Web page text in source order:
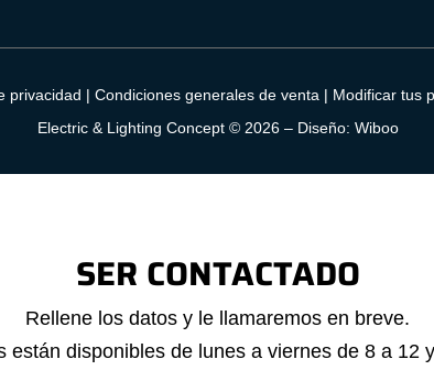
privacidad | Condiciones generales de venta| Modificar tus
Electric & Lighting Concept © 2026 – Diseño: Wiboo
SER CONTACTADO
Rellene los datos y le llamaremos en breve.
están disponibles de lunes a viernes de 8 a 12